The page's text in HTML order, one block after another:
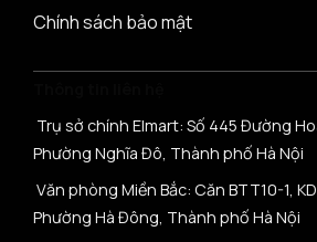
Chính sách bảo mật
Trụ sở chính Elmart: Số 445 Đường
Phường Nghĩa Đô, Thành phố Hà Nội
Văn phòng Miền Bắc: Căn BTT10-1,
Phường Hà Đông, Thành phố Hà Nội